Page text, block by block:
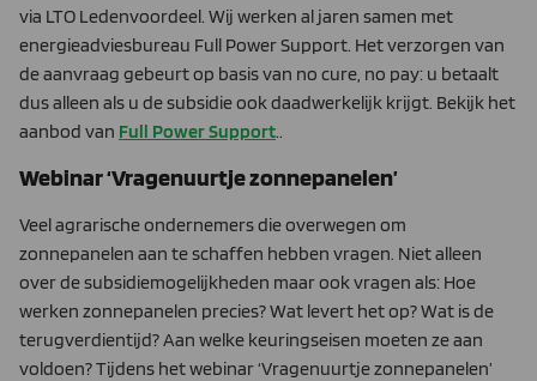
via LTO Ledenvoordeel. Wij werken al jaren samen met
energieadviesbureau Full Power Support. Het verzorgen van
de aanvraag gebeurt op basis van no cure, no pay: u betaalt
dus alleen als u de subsidie ook daadwerkelijk krijgt. Bekijk het
aanbod van Full Power Support..
Webinar ‘Vragenuurtje zonnepanelen’
Veel agrarische ondernemers die overwegen om
zonnepanelen aan te schaffen hebben vragen. Niet alleen
over de subsidiemogelijkheden maar ook vragen als: Hoe
werken zonnepanelen precies? Wat levert het op? Wat is de
terugverdientijd? Aan welke keuringseisen moeten ze aan
voldoen? Tijdens het webinar ‘Vragenuurtje zonnepanelen’